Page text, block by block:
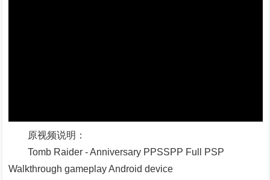
原视频说明：
Tomb Raider - Anniversary PPSSPP Full PSP
Walkthrough gameplay Android device